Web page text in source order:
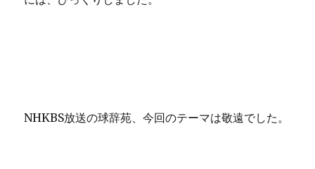
NHKBS放送の球辞苑、今回のテーマは敬遠でした。